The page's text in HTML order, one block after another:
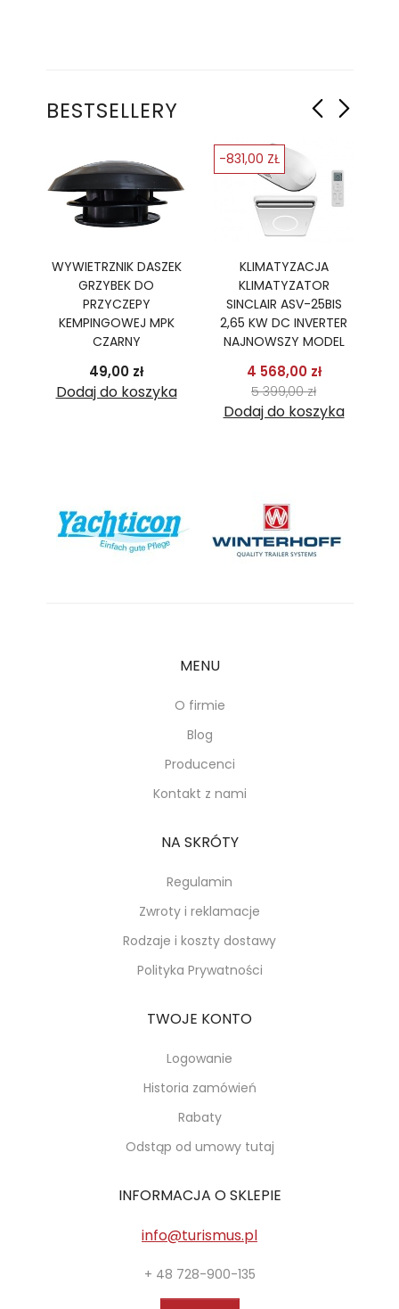
BESTSELLERY
WYWIETRZNIK DASZEK
GRZYBEK DO
PRZYCZEPY
KEMPINGOWEJ MPK
CZARNY
49,00 złCena
Dodaj do koszyka
KLIMATYZACJA
KLIMATYZATOR
SINCLAIR ASV-25BIS
2,65 KW DC INVERTER
NAJNOWSZY MODEL
4 568,00 złCena
5 399,00 złCena
Dodaj do koszyka
-831,00 ZŁ
MENU
O firmie
Blog
Producenci
Kontakt z nami
NA SKRÓTY
Regulamin
Zwroty i reklamacje
Rodzaje i koszty dostawy
Polityka Prywatności
TWOJE KONTO
Logowanie
Historia zamówień
Rabaty
Odstąp od umowy tutaj
INFORMACJA O SKLEPIE
info@turismus.pl
+ 48 728-900-135